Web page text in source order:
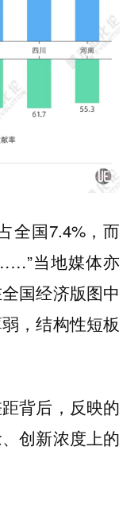
全国7.4%，而
当地媒体亦
国经济版图中
，结构性短板
背后，反映的
创新浓度上的